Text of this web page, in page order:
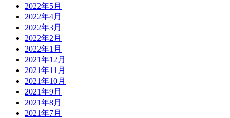
2022年5月
2022年4月
2022年3月
2022年2月
2022年1月
2021年12月
2021年11月
2021年10月
2021年9月
2021年8月
2021年7月